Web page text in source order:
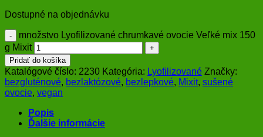
Dostupné na objednávku
množstvo Lyofilizované chrumkavé ovocie Veľké mix 150
g Mixit
Pridať do košíka
Katalógové číslo: 2230 Kategória: Lyofilizované Značky:
bezgluténové, bezlaktózové, bezlepkové, Mixit, sušené
ovocie, vegan
Popis
Ďalšie informácie